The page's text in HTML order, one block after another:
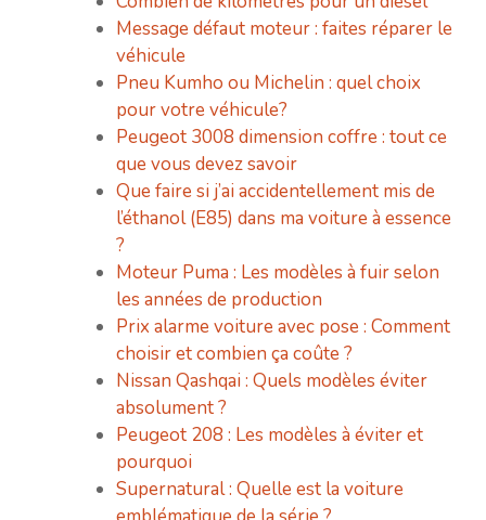
Message défaut moteur : faites réparer le
véhicule
Pneu Kumho ou Michelin : quel choix
pour votre véhicule?
Peugeot 3008 dimension coffre : tout ce
que vous devez savoir
Que faire si j’ai accidentellement mis de
l’éthanol (E85) dans ma voiture à essence
?
Moteur Puma : Les modèles à fuir selon
les années de production
Prix alarme voiture avec pose : Comment
choisir et combien ça coûte ?
Nissan Qashqai : Quels modèles éviter
absolument ?
Peugeot 208 : Les modèles à éviter et
pourquoi
Supernatural : Quelle est la voiture